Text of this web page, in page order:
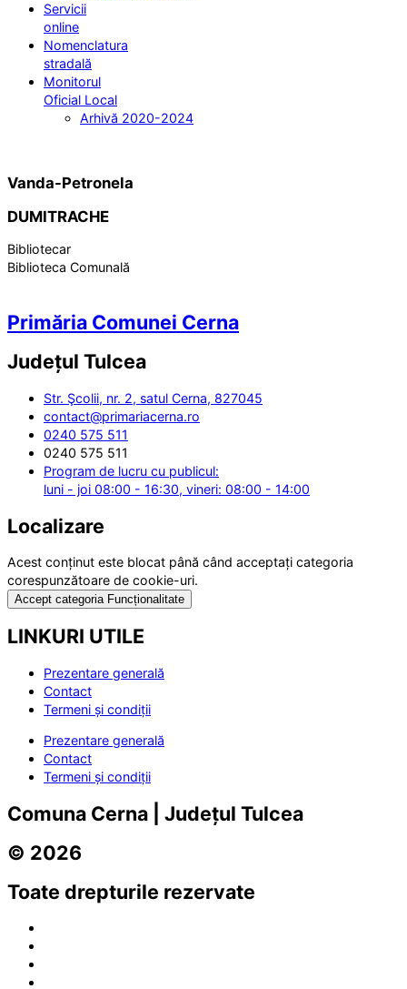
Servicii
online
Nomenclatura
stradală
Monitorul
Oficial Local
Arhivă 2020-2024
Vanda-Petronela
DUMITRACHE
Bibliotecar
Biblioteca Comunală
Primăria Comunei Cerna
Județul Tulcea
Str. Şcolii, nr. 2, satul Cerna, 827045
contact@primariacerna.ro
0240 575 511
0240 575 511
Program de lucru cu publicul:
luni - joi 08:00 - 16:30, vineri: 08:00 - 14:00
Localizare
Acest conținut este blocat până când acceptați categoria
corespunzătoare de cookie-uri.
Accept categoria Funcționalitate
LINKURI UTILE
Prezentare generală
Contact
Termeni și condiții
Prezentare generală
Contact
Termeni și condiții
Comuna Cerna | Județul Tulcea
© 2026
Toate drepturile rezervate